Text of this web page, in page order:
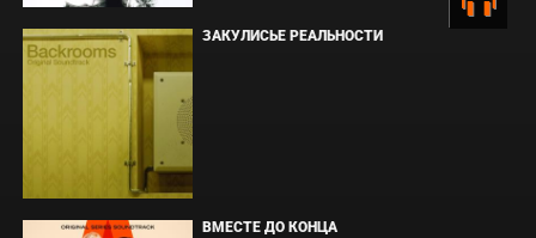
ЗАКУЛИСЬЕ РЕАЛЬНОСТИ
ВМЕСТЕ ДО КОНЦА